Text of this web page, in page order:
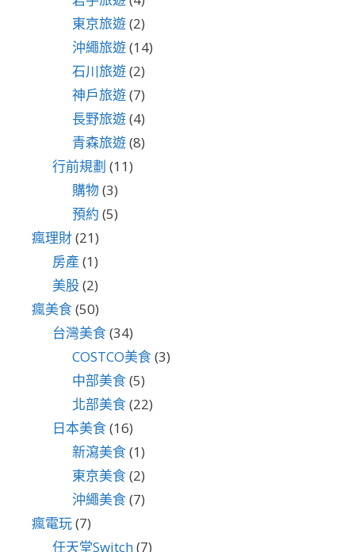
東京旅遊(2)
沖繩旅遊(14)
石川旅遊(2)
神戶旅遊(7)
長野旅遊(4)
青森旅遊(8)
行前規劃 (11)
購物(3)
預約 (5)
瘋理財(21)
房產 (1)
美股(2)
瘋美食(50)
台灣美食(34)
COSTCO美食(3)
中部美食(5)
北部美食(22)
日本美食(16)
新瀉美食(1)
東京美食(2)
沖繩美食(7)
瘋電玩(7)
任天堂Switch(7)